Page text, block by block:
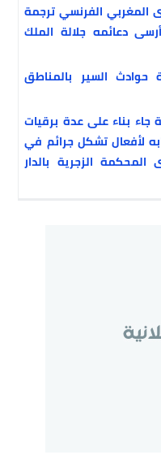
المغربي الفرنسي ترجمة
دعائمه جلالة الملك
حصيلة حوادث السير بالمناطق
بناء على عدة برقيات
لأفعال تشكل جرائم في
الزجرية بالدار